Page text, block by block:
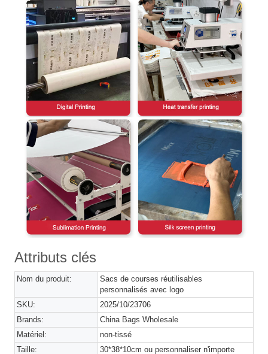
Attributs clés
Nom du produit:
Sacs de courses réutilisables
personnalisés avec logo
SKU:
2025/10/23706
Brands:
China Bags Wholesale
Matériel:
non-tissé
Taille:
30*38*10cm ou personnaliser n'importe